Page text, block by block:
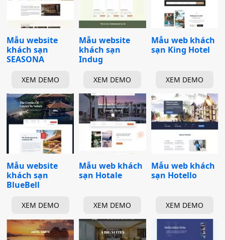
Mẫu website
khách sạn
SEASONA
XEM DEMO
Mẫu website
khách sạn
Indug
XEM DEMO
Mẫu web khách
sạn King Hotel
XEM DEMO
Mẫu website
khách sạn
BlueBell
XEM DEMO
Mẫu web khách
sạn Hotale
XEM DEMO
Mẫu web khách
sạn Hotello
XEM DEMO